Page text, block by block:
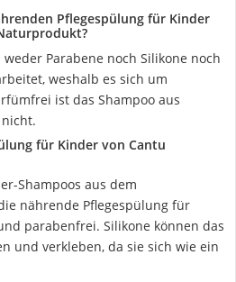
Pflegespülung für Kinder
Parabene noch Silikone noch
weshalb es sich um
ist das Shampoo aus
für Kinder von Cantu
Shampoos aus dem
nährende Pflegespülung für
parabenfrei. Silikone können das
und verkleben, da sie sich wie ein